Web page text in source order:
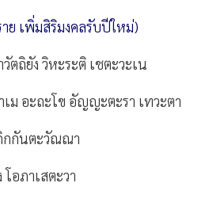
ย เพิ่มสิริมงคลรับปีใหม่)
ตถิยัง วิหะระติ เชตะวะเน
ม อะถะโข อัญญะตะรา เทวะตา
กกันตะวัณณา
อภาเสตะวา